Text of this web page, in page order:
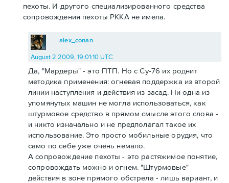
пехоты. И другого специализированного средства
сопровождения пехоты РККА не имела.
alex_conan
August 2 2009, 19:01:10 UTC
Да, "Мардеры" - это ПТП. Но с Су-76 их роднит
методика применения: огневая поддержка из второй
линии наступления и действия из засад. Ни одна из
упомянутых машин не могла использоваться, как
штурмовое средство в прямом смысле этого слова -
и никто изначально и не предполагал такое их
использование. Это просто мобильные орудия, что
само по себе уже очень немало.
А сопровождение пехоты - это растяжимое понятие,
сопровождать можно и огнем. "Штурмовые"
действия в зоне прямого обстрела - лишь вариант, и